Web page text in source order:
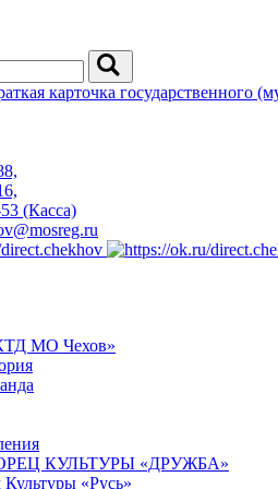
(Касса)
МО Чехов»
КУЛЬТУРЫ «ДРУЖБА»
«Русь»